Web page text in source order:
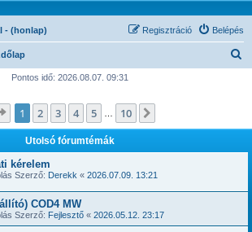
- (honlap) Belépés
Regisztráció
s
é
Pontos idő: 2026.08.07. 09:31
Oldal:1 10
1 2 3 4 5 10
Utolsó fórumtémák
kérelem
Szerző: Derekk « 2026.07.09. 13:21
COD4 MW
Szerző: Fejlesztő « 2026.05.12. 23:17